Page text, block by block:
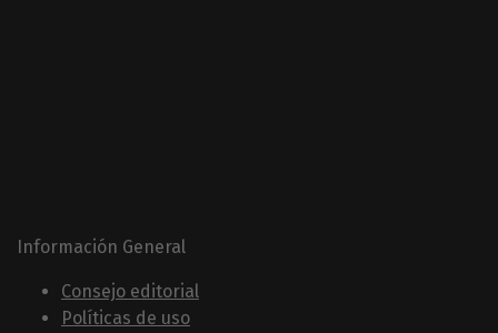
Información General
Consejo editorial
Políticas de uso